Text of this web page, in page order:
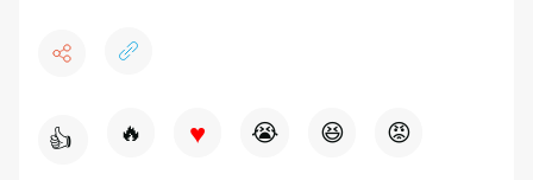
👍 🔥 ♥ 😭 😆 😡